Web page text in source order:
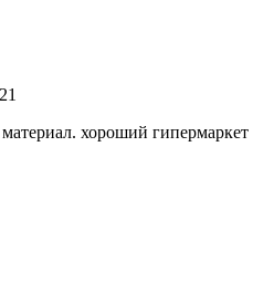
хороший гипермаркет